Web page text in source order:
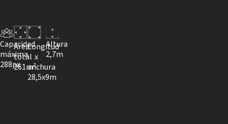
Capacidad
máxima
288px
Área
total
261m²
Longitud
x
anchura
28,5x9m
Altura
2,7m